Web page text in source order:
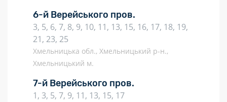
6-й Верейського пров.
3, 5, 6, 7, 8, 9, 10, 11, 13, 15, 16, 17, 18, 19,
21, 23, 25
Хмельницька обл., Хмельницький р-н.,
Хмельницький м.
7-й Верейського пров.
1, 3, 5, 7, 9, 11, 13, 15, 17